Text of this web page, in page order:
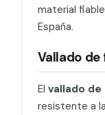
material
España.
Vallado de
El vallado de
resistente a